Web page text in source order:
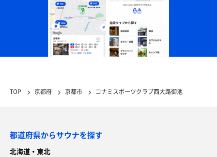
TOP 京都府 京都市 コナミスポーツクラブ西大路御池
都道府県からサウナを探す
北海道・東北